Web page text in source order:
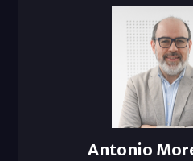
Antonio